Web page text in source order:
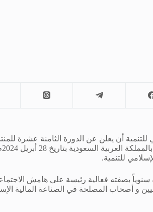
للتنمية أن يعلن عن الدورة الثامنة عشرة
للتنمية.
سنوياً بصفته فعالية رئيسة على هامش
و أصحاب المصلحة في الصناعة المالية